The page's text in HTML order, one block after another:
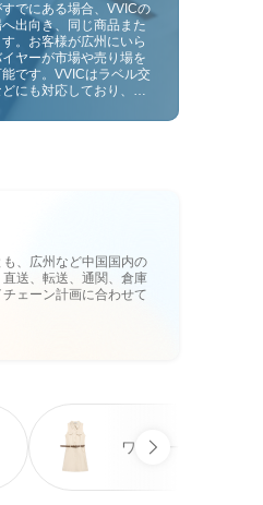
でにある場合、VVICの
出向き、同じ商品また
。お客様が広州にいら
ヤーが市場や売り場を
です。VVICはラベル交
にも対応しており、今
入れをお客様のビジネ
、広州など中国国内の
送、転送、通関、倉庫
ェーン計画に合わせて
ワンピース